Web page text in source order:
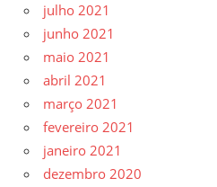
julho 2021
junho 2021
maio 2021
abril 2021
março 2021
fevereiro 2021
janeiro 2021
dezembro 2020